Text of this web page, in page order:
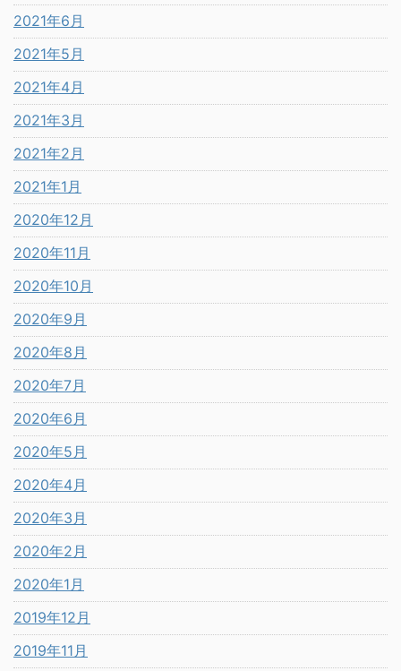
2021年6月
2021年5月
2021年4月
2021年3月
2021年2月
2021年1月
2020年12月
2020年11月
2020年10月
2020年9月
2020年8月
2020年7月
2020年6月
2020年5月
2020年4月
2020年3月
2020年2月
2020年1月
2019年12月
2019年11月